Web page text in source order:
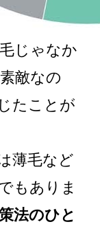
じゃなか
敵なの
たことが
薄毛など
もありま
法のひと